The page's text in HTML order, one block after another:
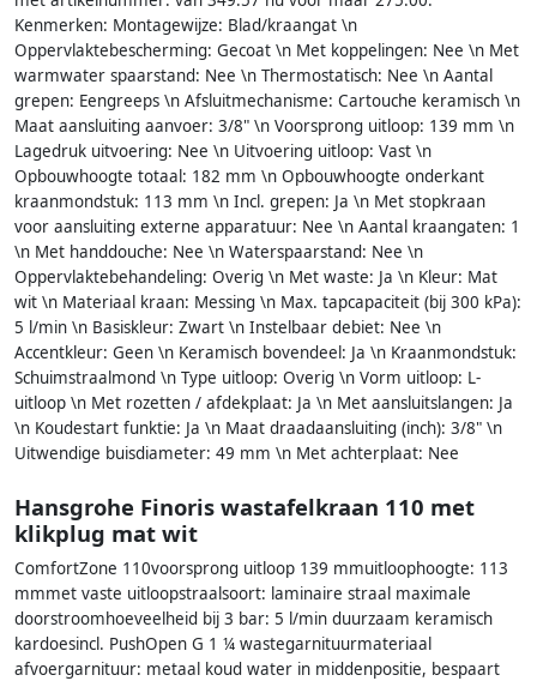
Kenmerken: Montagewijze: Blad/kraangat \n
Oppervlaktebescherming: Gecoat \n Met koppelingen: Nee \n Met
warmwater spaarstand: Nee \n Thermostatisch: Nee \n Aantal
grepen: Eengreeps \n Afsluitmechanisme: Cartouche keramisch \n
Maat aansluiting aanvoer: 3/8" \n Voorsprong uitloop: 139 mm \n
Lagedruk uitvoering: Nee \n Uitvoering uitloop: Vast \n
Opbouwhoogte totaal: 182 mm \n Opbouwhoogte onderkant
kraanmondstuk: 113 mm \n Incl. grepen: Ja \n Met stopkraan
voor aansluiting externe apparatuur: Nee \n Aantal kraangaten: 1
\n Met handdouche: Nee \n Waterspaarstand: Nee \n
Oppervlaktebehandeling: Overig \n Met waste: Ja \n Kleur: Mat
wit \n Materiaal kraan: Messing \n Max. tapcapaciteit (bij 300 kPa):
5 l/min \n Basiskleur: Zwart \n Instelbaar debiet: Nee \n
Accentkleur: Geen \n Keramisch bovendeel: Ja \n Kraanmondstuk:
Schuimstraalmond \n Type uitloop: Overig \n Vorm uitloop: L-
uitloop \n Met rozetten / afdekplaat: Ja \n Met aansluitslangen: Ja
\n Koudestart funktie: Ja \n Maat draadaansluiting (inch): 3/8" \n
Uitwendige buisdiameter: 49 mm \n Met achterplaat: Nee
Hansgrohe Finoris wastafelkraan 110 met
klikplug mat wit
ComfortZone 110voorsprong uitloop 139 mmuitloophoogte: 113
mmmet vaste uitloopstraalsoort: laminaire straal maximale
doorstroomhoeveelheid bij 3 bar: 5 l/min duurzaam keramisch
kardoesincl. PushOpen G 1 ¼ wastegarnituurmateriaal
afvoergarnituur: metaal koud water in middenpositie, bespaart